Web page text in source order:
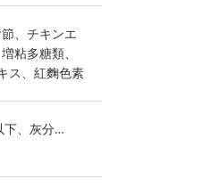
、チキンエ
粘多糖類、
ス、紅麴色素
下、灰分…